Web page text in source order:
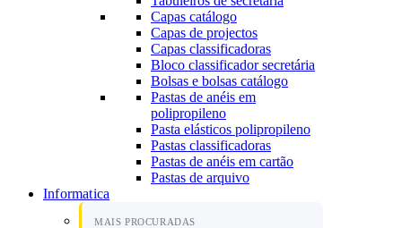
Capas catálogo
Capas de projectos
Capas classificadoras
Bloco classificador secretária
Bolsas e bolsas catálogo
Pastas de anéis em
polipropileno
Pasta elásticos polipropileno
Pastas classificadoras
Pastas de anéis em cartão
Pastas de arquivo
Informatica
MAIS PROCURADAS